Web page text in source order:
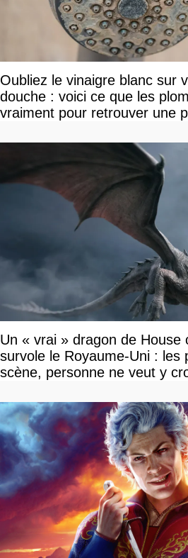
Oubliez le vinaigre blanc sur
douche : voici ce que les
vraiment pour retrouver une
Un « vrai » dragon de House
survole le Royaume-Uni : les
scène, personne ne veut y